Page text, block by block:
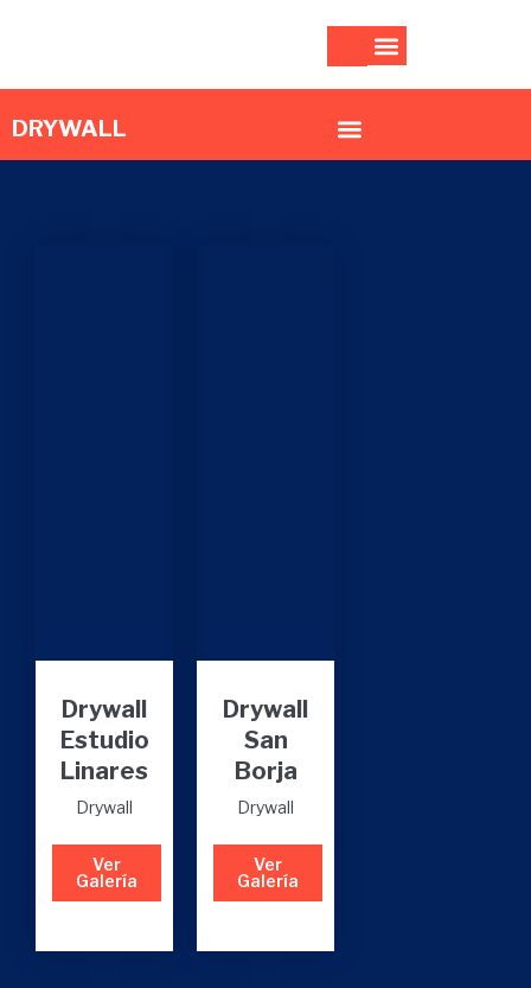
DRYWALL
Drywall
Estudio
Linares
Drywall
Ver
Galería
Drywall
San
Borja
Drywall
Ver
Galería